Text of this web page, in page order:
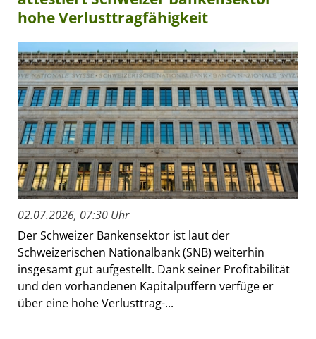
hohe Verlusttragfähigkeit
02.07.2026, 07:30 Uhr
Der Schweizer Bankensektor ist laut der
Schweizerischen Nationalbank (SNB) weiterhin
insgesamt gut aufgestellt. Dank seiner Profitabilität
und den vorhandenen Kapitalpuffern verfüge er
über eine hohe Verlusttrag-...